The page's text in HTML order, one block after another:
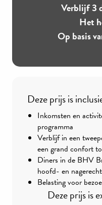
Verblijf 3
Het
Op basis
Deze prijs is
Inkomsten en
programma
Verblijf in een
een grand confort
Diners in de BHV
hoofd- en
Belasting voor
Deze prijs is